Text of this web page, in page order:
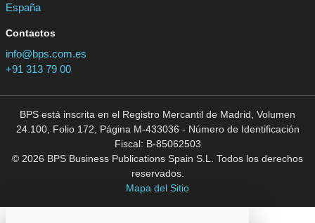
España
Contactos
info@bps.com.es
+91 313 79 00
BPS está inscrita en el Registro Mercantil de Madrid, Volumen
24.100, Folio 172, Página M-433036 - Número de Identificación
Fiscal: B-85062503
© 2026 BPS Business Publications Spain S.L. Todos los derechos
reservados.
Mapa del Sitio